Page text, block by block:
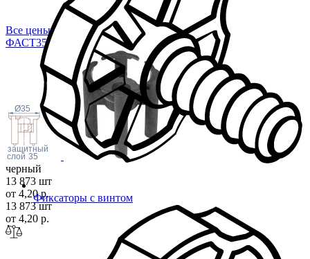
Фиксаторы с винтом
Все цены
ФАСТ35
Ø35
защитный
слой 35
черный
13 873 шт
от 4,20 р.
13 873 шт
от 4,20 р.